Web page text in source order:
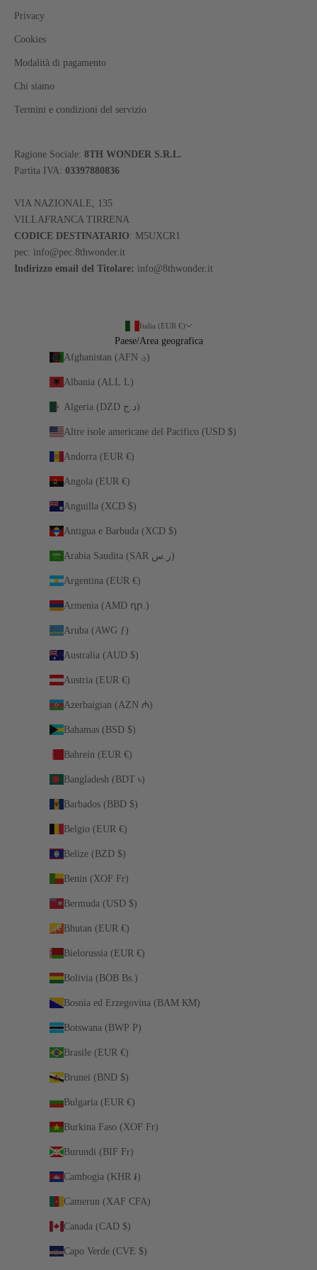
Privacy
Cookies
Modalità di pagamento
Chi siamo
Termini e condizioni del servizio
Ragione Sociale: 8TH WONDER S.R.L.
Partita IVA: 03397880836
VIA NAZIONALE, 135
VILLAFRANCA TIRRENA
CODICE DESTINATARIO: M5UXCR1
pec: info@pec.8thwonder.it
Indirizzo email del Titolare: info@8thwonder.it
Italia (EUR €)
Paese/Area geografica
Afghanistan (AFN ؋)
Albania (ALL L)
Algeria (DZD د.ج)
Altre isole americane del Pacifico (USD $)
Andorra (EUR €)
Angola (EUR €)
Anguilla (XCD $)
Antigua e Barbuda (XCD $)
Arabia Saudita (SAR ر.س)
Argentina (EUR €)
Armenia (AMD դր.)
Aruba (AWG ƒ)
Australia (AUD $)
Austria (EUR €)
Azerbaigian (AZN ₼)
Bahamas (BSD $)
Bahrein (EUR €)
Bangladesh (BDT ৳)
Barbados (BBD $)
Belgio (EUR €)
Belize (BZD $)
Benin (XOF Fr)
Bermuda (USD $)
Bhutan (EUR €)
Bielorussia (EUR €)
Bolivia (BOB Bs.)
Bosnia ed Erzegovina (BAM КМ)
Botswana (BWP P)
Brasile (EUR €)
Brunei (BND $)
Bulgaria (EUR €)
Burkina Faso (XOF Fr)
Burundi (BIF Fr)
Cambogia (KHR ៛)
Camerun (XAF CFA)
Canada (CAD $)
Capo Verde (CVE $)